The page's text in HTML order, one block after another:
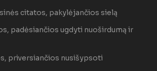
citatos, pakylėjančios sielą
padėsiančios ugdyti nuoširdumą ir
priversiančios nusišypsoti